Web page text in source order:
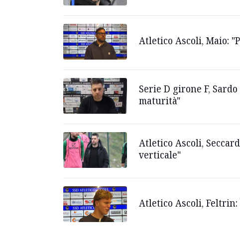
Atletico Ascoli, Maio:
Serie D girone F,
maturità"
Atletico Ascoli,
verticale"
Atletico Ascoli, Feltrin: